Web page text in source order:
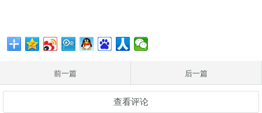
前一篇 后一篇
查看评论